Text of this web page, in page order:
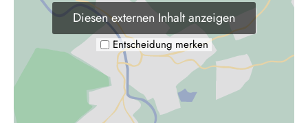
Diesen externen Inhalt anzeigen
Entscheidung merken